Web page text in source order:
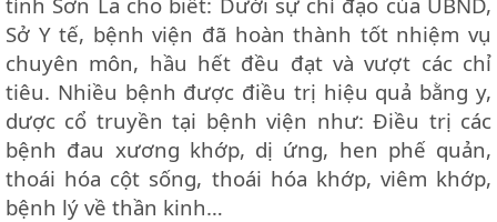
Sở Y tế, bệnh viện đã hoàn thành tốt nhiệm vụ
chuyên môn, hầu hết đều đạt và vượt các chỉ
tiêu. Nhiều bệnh được điều trị hiệu quả bằng y,
dược cổ truyền tại bệnh viện như: Điều trị các
bệnh đau xương khớp, dị ứng, hen phế quản,
thoái hóa cột sống, thoái hóa khớp, viêm khớp,
bệnh lý về thần kinh…